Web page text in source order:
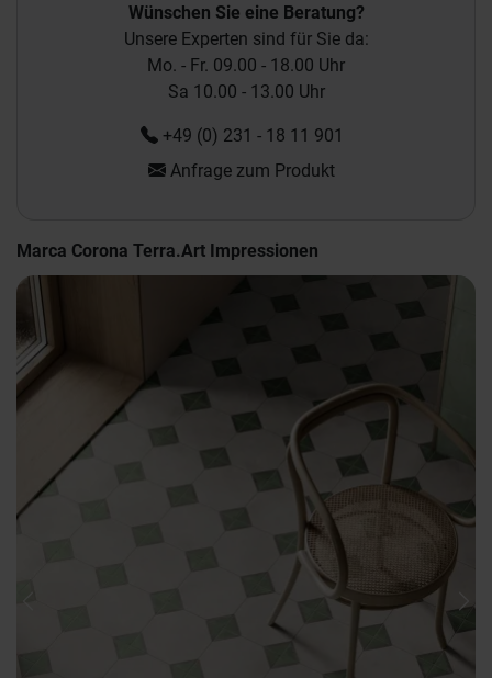
Wünschen Sie eine Beratung?
Unsere Experten sind für Sie da:
Mo. - Fr. 09.00 - 18.00 Uhr
Sa 10.00 - 13.00 Uhr
+49 (0) 231 - 18 11 901
Anfrage zum Produkt
Marca Corona Terra.Art Impressionen